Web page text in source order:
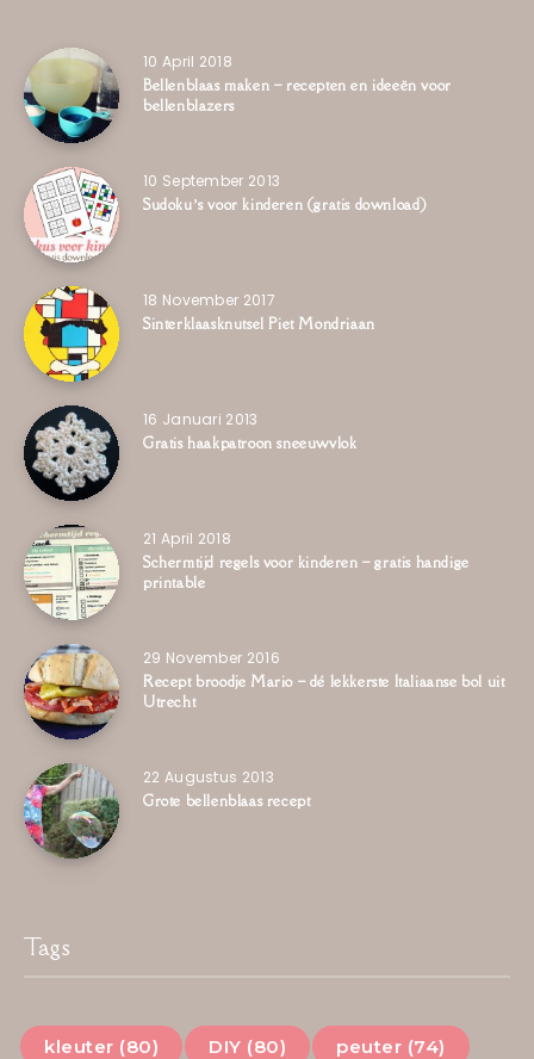
10 April 2018
Bellenblaas maken – recepten en ideeën voor
bellenblazers
10 September 2013
Sudoku’s voor kinderen (gratis download)
18 November 2017
Sinterklaasknutsel Piet Mondriaan
16 Januari 2013
Gratis haakpatroon sneeuwvlok
21 April 2018
Schermtijd regels voor kinderen – gratis handige
printable
29 November 2016
Recept broodje Mario – dé lekkerste Italiaanse bol uit
Utrecht
22 Augustus 2013
Grote bellenblaas recept
Tags
kleuter (80) DIY (80) peuter (74)